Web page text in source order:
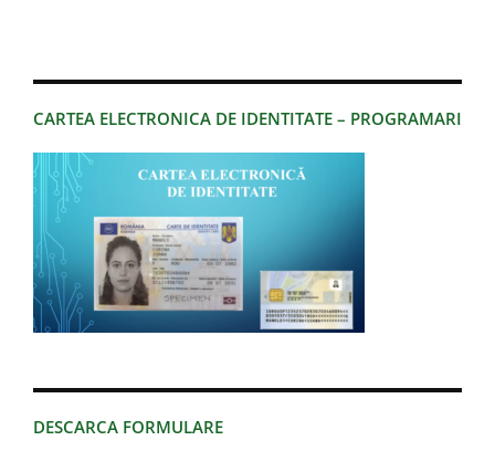
CARTEA ELECTRONICA DE IDENTITATE – PROGRAMARI
DESCARCA FORMULARE